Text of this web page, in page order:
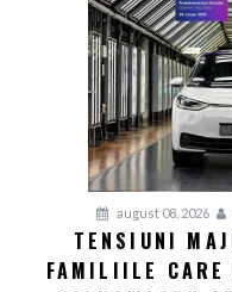
august 08, 2026
TENSIUNI
FAMILIILE CARE